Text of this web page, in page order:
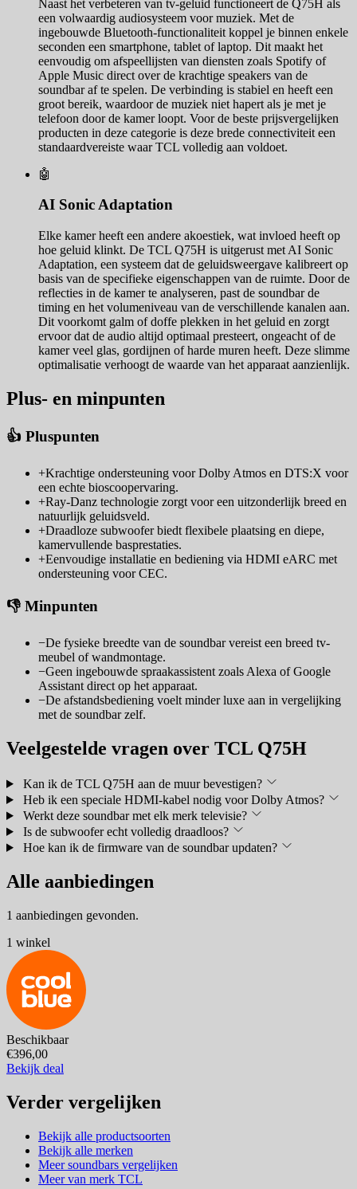
Naast het verbeteren van tv-geluid functioneert de Q75H als
een volwaardig audiosysteem voor muziek. Met de
ingebouwde Bluetooth-functionaliteit koppel je binnen enkele
seconden een smartphone, tablet of laptop. Dit maakt het
eenvoudig om afspeellijsten van diensten zoals Spotify of
Apple Music direct over de krachtige speakers van de
soundbar af te spelen. De verbinding is stabiel en heeft een
groot bereik, waardoor de muziek niet hapert als je met je
telefoon door de kamer loopt. Voor de beste prijsvergelijken
producten in deze categorie is deze brede connectiviteit een
standaardvereiste waar TCL volledig aan voldoet.
🤖
AI Sonic Adaptation
Elke kamer heeft een andere akoestiek, wat invloed heeft op
hoe geluid klinkt. De TCL Q75H is uitgerust met AI Sonic
Adaptation, een systeem dat de geluidsweergave kalibreert op
basis van de specifieke eigenschappen van de ruimte. Door de
reflecties in de kamer te analyseren, past de soundbar de
timing en het volumeniveau van de verschillende kanalen aan.
Dit voorkomt galm of doffe plekken in het geluid en zorgt
ervoor dat de audio altijd optimaal presteert, ongeacht of de
kamer veel glas, gordijnen of harde muren heeft. Deze slimme
optimalisatie verhoogt de waarde van het apparaat aanzienlijk.
Plus- en minpunten
👍 Pluspunten
+Krachtige ondersteuning voor Dolby Atmos en DTS:X voor
een echte bioscoopervaring.
+Ray-Danz technologie zorgt voor een uitzonderlijk breed en
natuurlijk geluidsveld.
+Draadloze subwoofer biedt flexibele plaatsing en diepe,
kamervullende basprestaties.
+Eenvoudige installatie en bediening via HDMI eARC met
ondersteuning voor CEC.
👎 Minpunten
−De fysieke breedte van de soundbar vereist een breed tv-
meubel of wandmontage.
−Geen ingebouwde spraakassistent zoals Alexa of Google
Assistant direct op het apparaat.
−De afstandsbediening voelt minder luxe aan in vergelijking
met de soundbar zelf.
Veelgestelde vragen over TCL Q75H
Kan ik de TCL Q75H aan de muur bevestigen?
Heb ik een speciale HDMI-kabel nodig voor Dolby Atmos?
Werkt deze soundbar met elk merk televisie?
Is de subwoofer echt volledig draadloos?
Hoe kan ik de firmware van de soundbar updaten?
Alle aanbiedingen
1 aanbiedingen gevonden.
1 winkel
Beschikbaar
€396,00
Bekijk deal
Verder vergelijken
Bekijk alle productsoorten
Bekijk alle merken
Meer soundbars vergelijken
Meer van merk TCL